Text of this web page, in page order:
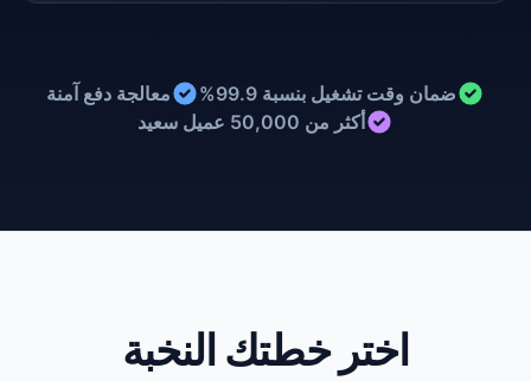
ضمان وقت تشغيل بنسبة 99.9%
معالجة دفع آمنة
أكثر من 50,000 عميل سعيد
اختر خطتك النخبة